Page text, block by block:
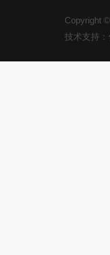
Copyright
技术支持：